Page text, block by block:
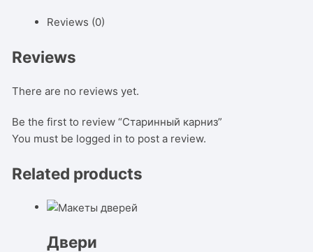
Reviews (0)
Reviews
There are no reviews yet.
Be the first to review “Старинный карниз”
You must be logged in to post a review.
Related products
Двери